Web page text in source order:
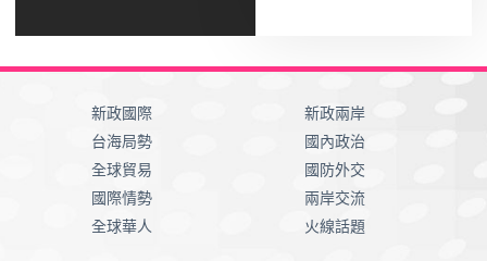
新政國際
台海局勢
全球貿易
國際情勢
全球華人
新政兩岸
國內政治
國防外交
兩岸交流
火線話題